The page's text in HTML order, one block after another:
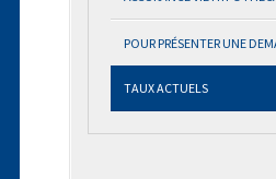
POUR PRÉSENTER UNE
TAUX ACTUELS